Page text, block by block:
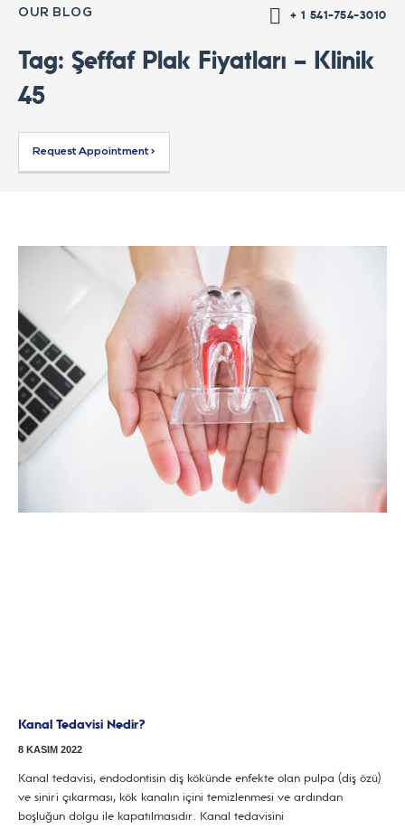
OUR BLOG + 1 541-754-3010
Tag: Şeffaf Plak Fiyatları – Klinik
45
Request Appointment >
Kanal Tedavisi Nedir?
8 KASIM 2022
Kanal tedavisi, endodontisin diş kökünde enfekte olan pulpa (diş özü)
ve siniri çıkarması, kök kanalın içini temizlenmesi ve ardından
boşluğun dolgu ile kapatılmasıdır. Kanal tedavisini